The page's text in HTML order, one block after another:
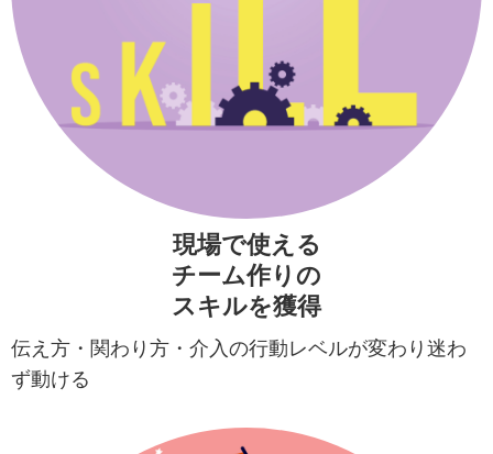
現場で使える
チーム作りの
スキルを獲得
伝え方・関わり方・介入の行動レベルが変わり迷わ
ず動ける